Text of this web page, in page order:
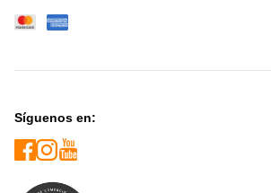
Síguenos en: